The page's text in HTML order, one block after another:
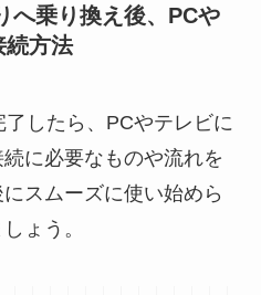
へ乗り換え後、PCや
続方法
したら、PCやテレビに
に必要なものや流れを
スムーズに使い始めら
ょう。